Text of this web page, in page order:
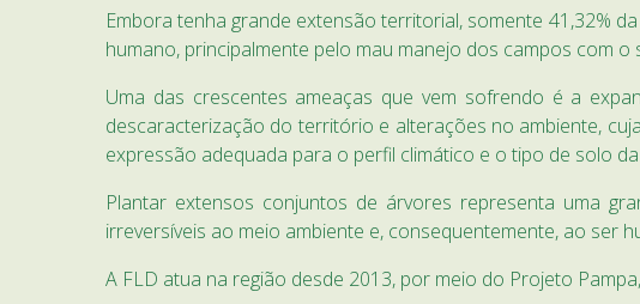
Embora tenha grande extensão territorial, somente 41,32%
humano, principalmente pelo mau manejo dos campos com
Uma das crescentes ameaças que vem sofrendo é a
descaracterização do território e alterações no ambiente,
expressão adequada para o perfil climático e o tipo de solo
Plantar extensos conjuntos de árvores representa uma
irreversíveis ao meio ambiente e, consequentemente, ao ser
A FLD atua na região desde 2013, por meio do Projeto